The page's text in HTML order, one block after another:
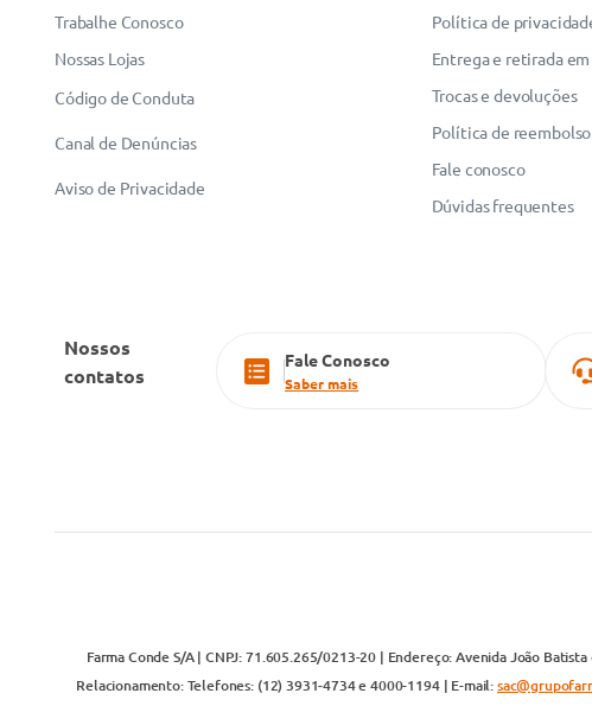
Trabalhe Conosco
Nossas Lojas
Código de Conduta
Canal de Denúncias
Aviso de Privacidade
Política de
Entrega e retirada
Trocas e devoluções
Política de reembolso
Fale conosco
Dúvidas frequentes
Nossos
contatos
Fale Conosco
Saber mais
Farma Conde S/A | CNPJ: 71.605.265/0213-20 | Endereço: Avenida João
Relacionamento: Telefones: (12) 3931-4734 e 4000-1194 | E-mail: